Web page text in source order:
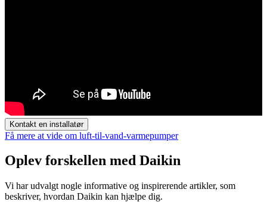
Kontakt en installatør
Få mere at vide om luft-til-vand-varmepumper
Oplev forskellen med Daikin
Vi har udvalgt nogle informative og inspirerende artikler, som
beskriver, hvordan Daikin kan hjælpe dig.